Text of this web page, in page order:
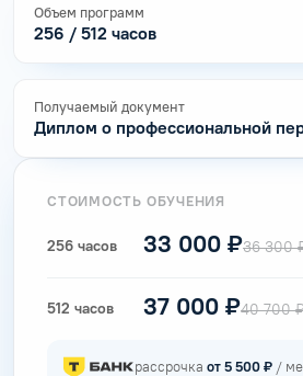
Объем программ
256 / 512 часов
Получаемый документ
Диплом о профессиональной
СТОИМОСТЬ ОБУЧЕНИЯ
256 часов 33 000 ₽36 300
512 часов 37 000 ₽40 700
рассрочка от 5 500 ₽ /